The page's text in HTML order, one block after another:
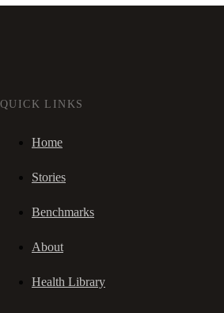
QUICK LINKS
Home
Stories
Benchmarks
About
Health Library